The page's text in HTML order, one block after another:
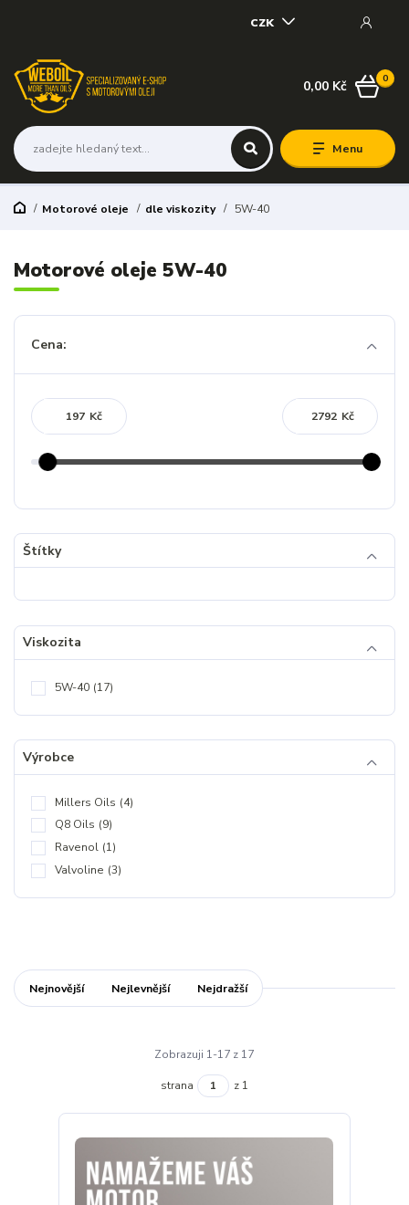
Menu
CZK
0
0,00 Kč
Motorové oleje dle viskozity 5W-40
Motorové oleje 5W-40
Cena:
Kč Kč
Štítky
Viskozita
5W-40 (17)
Výrobce
Millers Oils (4)
Q8 Oils (9)
Ravenol (1)
Valvoline (3)
Nejnovější Nejlevnější Nejdražší
Zobrazuji 1-17 z 17
strana z 1